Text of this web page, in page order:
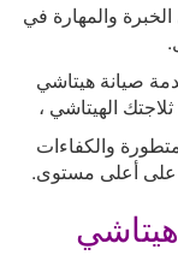
والمهارة في
.
صيانة هيتاشي
الهيتاشي ،
والكفاءات
على أعلى مستوى.